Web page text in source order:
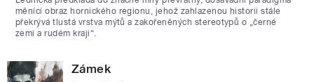
měnící obraz hornického regionu, jehož zahlazenou historii stále
překrývá tlustá vrstva mýtů a zakořeněných stereotypů o „černé
zemi a rudém kraji“.
Zámek